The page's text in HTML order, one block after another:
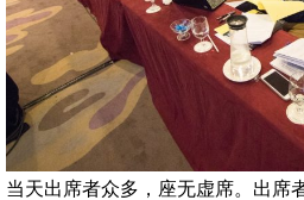
当天出席者众多，座无虚席。出席